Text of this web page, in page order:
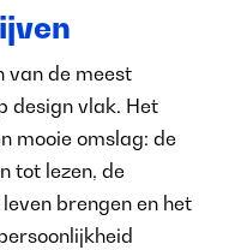
van de meest
design vlak. Het
mooie omslag: de
tot lezen, de
brengen en het